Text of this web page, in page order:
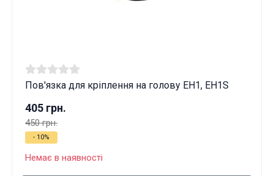
Пов'язка для кріплення на голову EH1, EH1S
405 грн.
450 грн.
- 10%
Немає в наявності
Ці товари продаються особам, які
досягли 18 років!